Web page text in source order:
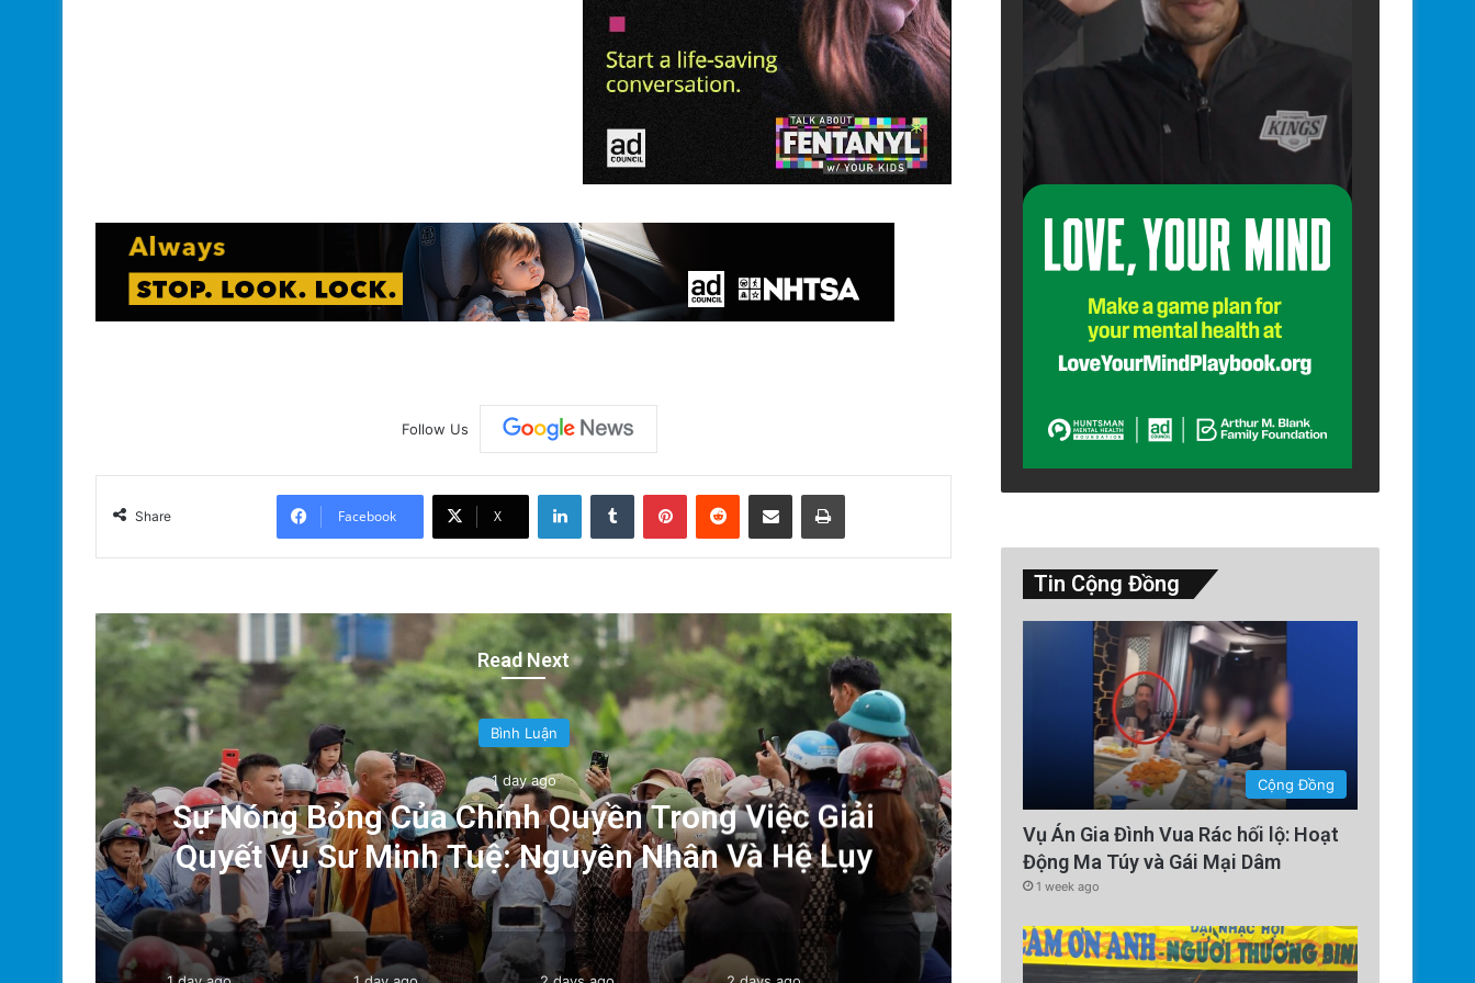
Follow Us
Share Facebook X
LinkedInTumblr PinterestReddit Share via Email Print
Read Next
Bình Luận
1 day ago
Sự Nóng Bỏng Của Chính Quyền Trong Việc Giải
Quyết Vụ Sư Minh Tuệ: Nguyên Nhân Và Hệ Lụy
2 days ago
Công an Siết Chặt Quản Lý
Hội: Nhận Diện ‘Phản
Tin Cộng Đồng
Cộng Đồng
Vụ Án Gia Đình Vua Rác hối lộ: Hoạt
Động Ma Túy và Gái Mại Dâm
1 week ago